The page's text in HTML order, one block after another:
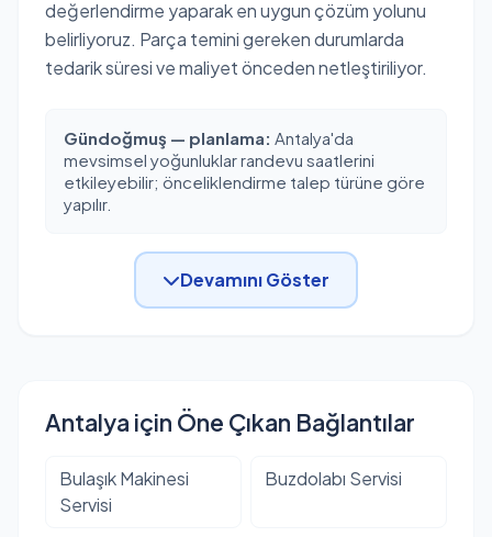
değerlendirme yaparak en uygun çözüm yolunu
belirliyoruz. Parça temini gereken durumlarda
tedarik süresi ve maliyet önceden netleştiriliyor.
Gündoğmuş — planlama: Antalya'da
mevsimsel yoğunluklar randevu saatlerini
etkileyebilir; önceliklendirme talep türüne göre
yapılır.
Devamını Göster
Antalya için Öne Çıkan Bağlantılar
Bulaşık Makinesi
Servisi
Buzdolabı Servisi